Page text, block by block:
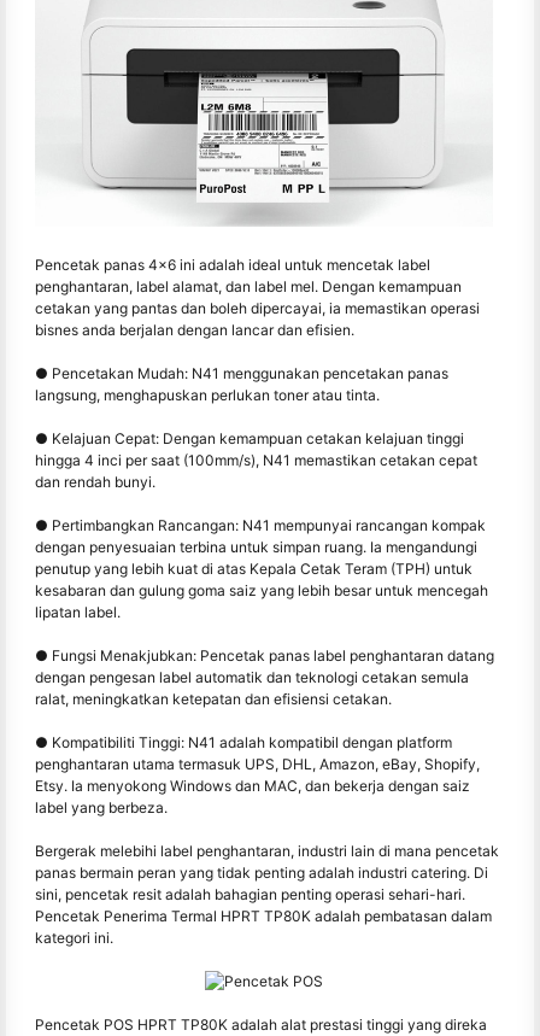
Pencetak panas 4x6 ini adalah ideal untuk mencetak label
penghantaran, label alamat, dan label mel. Dengan kemampuan
cetakan yang pantas dan boleh dipercayai, ia memastikan operasi
bisnes anda berjalan dengan lancar dan efisien.
● Pencetakan Mudah: N41 menggunakan pencetakan panas
langsung, menghapuskan perlukan toner atau tinta.
● Kelajuan Cepat: Dengan kemampuan cetakan kelajuan tinggi
hingga 4 inci per saat (100mm/s), N41 memastikan cetakan cepat
dan rendah bunyi.
● Pertimbangkan Rancangan: N41 mempunyai rancangan kompak
dengan penyesuaian terbina untuk simpan ruang. Ia mengandungi
penutup yang lebih kuat di atas Kepala Cetak Teram (TPH) untuk
kesabaran dan gulung goma saiz yang lebih besar untuk mencegah
lipatan label.
● Fungsi Menakjubkan: Pencetak panas label penghantaran datang
dengan pengesan label automatik dan teknologi cetakan semula
ralat, meningkatkan ketepatan dan efisiensi cetakan.
● Kompatibiliti Tinggi: N41 adalah kompatibil dengan platform
penghantaran utama termasuk UPS, DHL, Amazon, eBay, Shopify,
Etsy. Ia menyokong Windows dan MAC, dan bekerja dengan saiz
label yang berbeza.
Bergerak melebihi label penghantaran, industri lain di mana pencetak
panas bermain peran yang tidak penting adalah industri catering. Di
sini, pencetak resit adalah bahagian penting operasi sehari-hari.
Pencetak Penerima Termal HPRT TP80K adalah pembatasan dalam
kategori ini.
Pencetak POS HPRT TP80K adalah alat prestasi tinggi yang direka